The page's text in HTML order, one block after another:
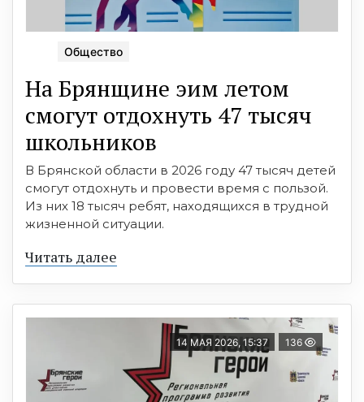
Общество
На Брянщине эим летом
смогут отдохнуть 47 тысяч
школьников
В Брянской области в 2026 году 47 тысяч детей
смогут отдохнуть и провести время с пользой.
Из них 18 тысяч ребят, находящихся в трудной
жизненной ситуации.
Читать далее
14 МАЯ 2026, 15:37 136